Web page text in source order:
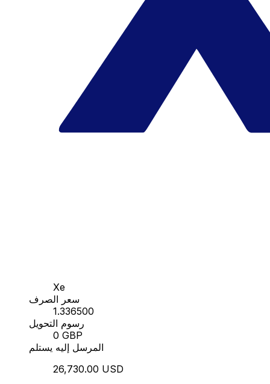
Xe
سعر الصرف
1.336500
رسوم التحويل
0 GBP
المرسل إليه يستلم
26,730.00 USD